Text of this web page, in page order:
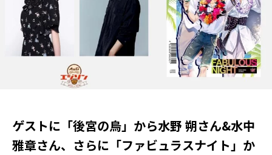
ゲストに「後宮の烏」から水野 朔さん&水中
雅章さん、さらに「ファビュラスナイト」か